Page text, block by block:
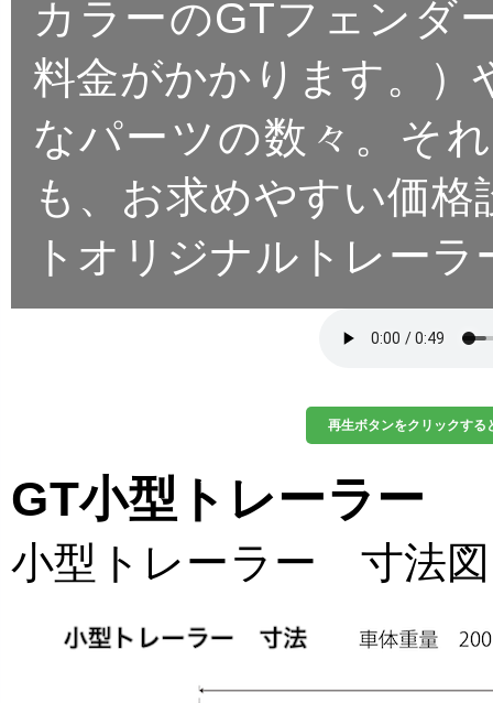
カラーのGTフェンダ
料金がかかります。）
なパーツの数々。そ
も、お求めやすい価
トオリジナルトレーラ
再生ボタンをクリックする
GT小型トレーラー
小型トレーラー 寸法図